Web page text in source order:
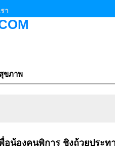
า
ขภาพ
อน้องคนพิการ ชิงถ้วยประท